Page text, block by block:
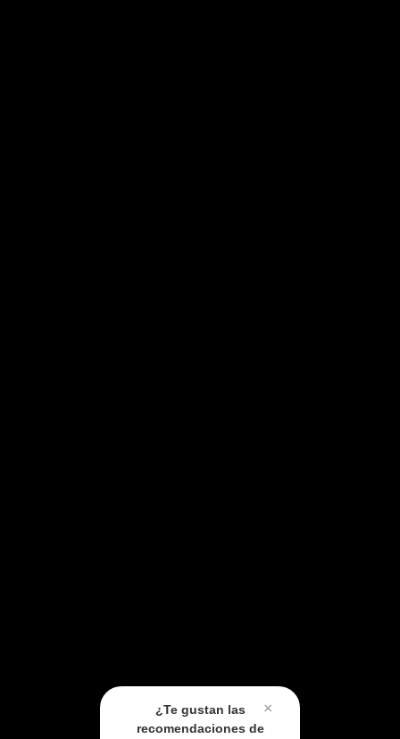
×
¿Te gustan las
recomendaciones de